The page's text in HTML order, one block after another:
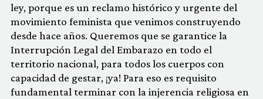
ley, porque es un reclamo histórico y urgente del
movimiento feminista que venimos construyendo
desde hace años. Queremos que se garantice la
Interrupción Legal del Embarazo en todo el
territorio nacional, para todos los cuerpos con
capacidad de gestar, ¡ya! Para eso es requisito
fundamental terminar con la injerencia religiosa en